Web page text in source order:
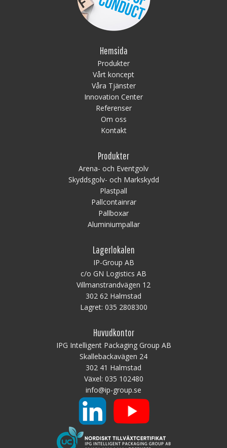
Hemsida
Produkter
Vårt koncept
Våra Tjänster
Innovation Center
Referenser
Om oss
Kontakt
Produkter
Arena- och Eventgolv
Skyddsgolv- och Markskydd
Plastpall
Pallcontainrar
Pallboxar
Aluminiumpallar
Lagerlokalen
IP-Group AB
c/o GN Logistics AB
Villmanstrandvägen 12
302 62 Halmstad
Lagret: 035 2808300
Huvudkontor
IPG Intelligent Packaging Group AB
Skallebackavägen 24
302 41 Halmstad
Växel: 035 102480
info@ip-group.se